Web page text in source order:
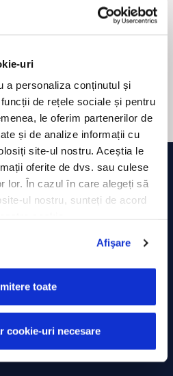
uri
a personaliza conținutul și
de rețele sociale și pentru
le oferim partenerilor de
și de analize informații cu
site-ul nostru. Aceștia le
oferite de dvs. sau culese
lor. În cazul în care alegeți să
ul nostru, sunteți de acord
Afişare
toate
cookie-uri necesare